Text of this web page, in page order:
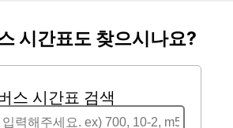
시간표도 찾으시나요?
스 시간표 검색